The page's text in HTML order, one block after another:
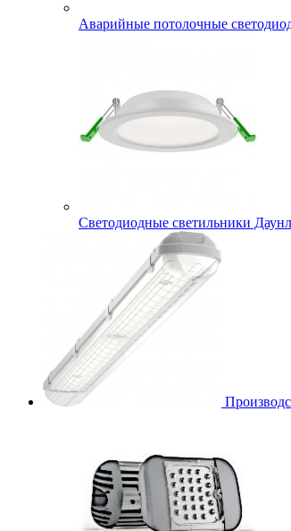
Аварийные потолочные
Cветодиодные светильники